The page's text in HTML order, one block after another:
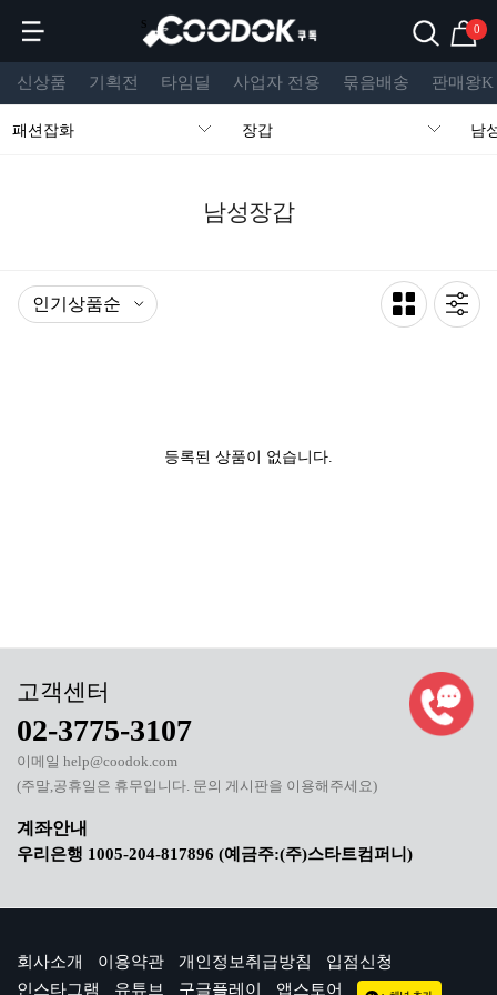
s 0
신상품 기획전 타임딜 사업자 전용 묶음배송 판매왕K
패션잡화 장갑 남
남성장갑
등록된 상품이 없습니다.
02-3775-3107
이메일 help@coodok.com
(주말,공휴일은 휴무입니다. 문의 게시판을 이용해주세요)
우리은행 1005-204-817896 (예금주:(주)스타트컴퍼니)
회사소개 이용약관 개인정보취급방침
입점신청
인스타그램
유튜브 구글플레이 앱스토어